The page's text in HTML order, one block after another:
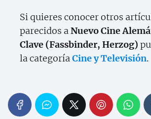
Si quieres conocer otros
parecidos aNuevo Cine
Clave (Fassbinder, Herzog)
la categoríaCine y Televisión.